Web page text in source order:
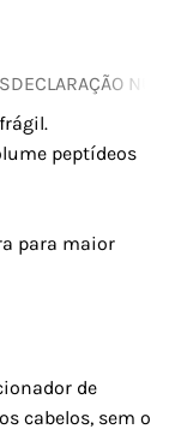
DECLARAÇÃO
peptídeos
para maior
de
cabelos, sem o